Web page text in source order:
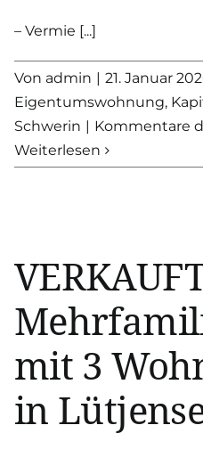
– Vermie [...]
Von admin | 21. Januar
Eigentumswohnung,
Schwerin | Kommentare
Weiterlesen
mit 3
in